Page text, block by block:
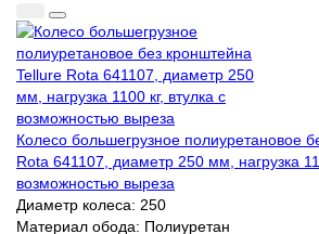
Колесо большегрузное полиуретановое
Rota 641107, диаметр 250 мм, нагрузка
возможностью выреза
Диаметр колеса: 250
Материал обода: Полиуретан